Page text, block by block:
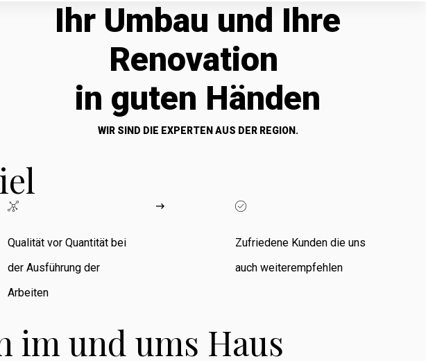
Ihr Umbau und Ihre
Renovation
in guten Händen
WIR SIND DIE EXPERTEN AUS DER REGION.
Qualität vor Quantität bei
der Ausführung der
Arbeiten
Zufriedene Kunden die uns
auch weiterempfehlen
im und ums Haus